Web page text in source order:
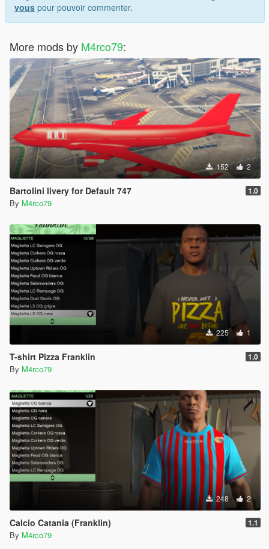
vous pour pouvoir commenter.
More mods by M4rco79:
152 2
Bartolini livery for Default 747 1.0
By M4rco79
225 1
T-shirt Pizza Franklin 1.0
By M4rco79
248 2
Calcio Catania (Franklin) 1.1
By M4rco79